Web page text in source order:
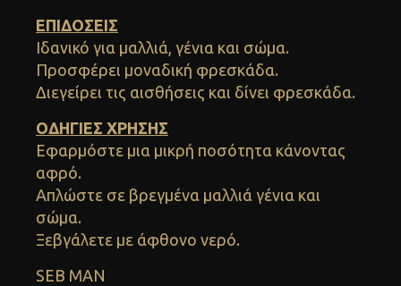
ΕΠΙΔΟΣΕΙΣ
Ιδανικό για μαλλιά, γένια και σώμα.
Προσφέρει μοναδική φρεσκάδα.
Διεγείρει τις αισθήσεις και δίνει φρεσκάδα.
ΟΔΗΓΙΕΣ ΧΡΗΣΗΣ
Εφαρμόστε μια μικρή ποσότητα κάνοντας
αφρό.
Απλώστε σε βρεγμένα μαλλιά γένια και
σώμα.
Ξεβγάλετε με άφθονο νερό.
SEB MAN